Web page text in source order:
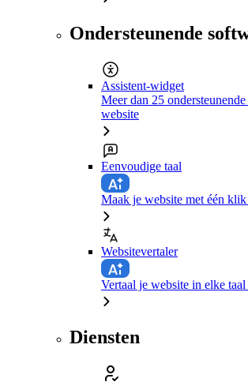
Ondersteunende
Assistent-widget
Meer dan 25
website
Eenvoudige taal
Maak je website met één
Websitevertaler
Vertaal je website in elke
Diensten